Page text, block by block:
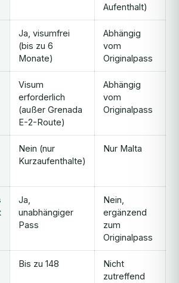
Aufenthalt)
Ja, visumfrei
(bis zu 6
Monate)
Abhängig
vom
Originalpass
Visum
erforderlich
(außer Grenada
E-2-Route)
Abhängig
vom
Originalpass
Nein (nur
Kurzaufenthalte)
Nur Malta
Ja,
unabhängiger
Pass
Nein,
ergänzend
zum
Originalpass
Bis zu 148
Nicht
zutreffend